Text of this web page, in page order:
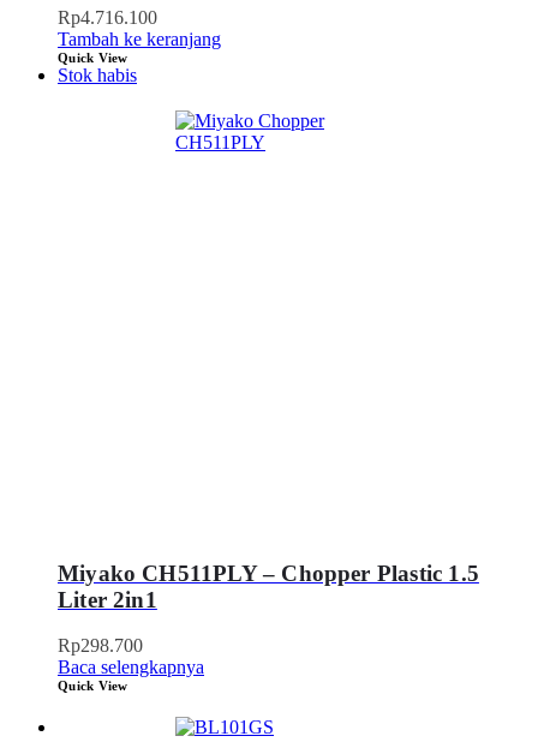
Rp4.716.100
Tambah ke keranjang
Quick View
Stok habis
Miyako CH511PLY – Chopper Plastic 1.5
Liter 2in1
Rp298.700
Baca selengkapnya
Quick View